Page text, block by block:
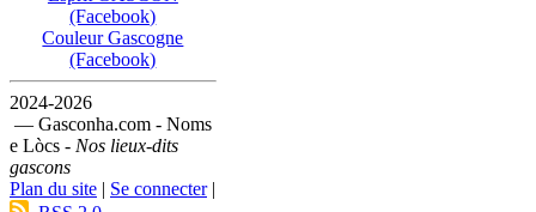
(Facebook)
Couleur Gascogne
(Facebook)
2024-2026
— Gasconha.com - Noms
e Lòcs - Nos lieux-dits
gascons
Plan du site | Se connecter|